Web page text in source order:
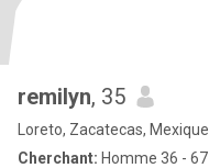
remilyn, 35
Loreto, Zacatecas, Mexique
Cherchant: Homme 36 - 67